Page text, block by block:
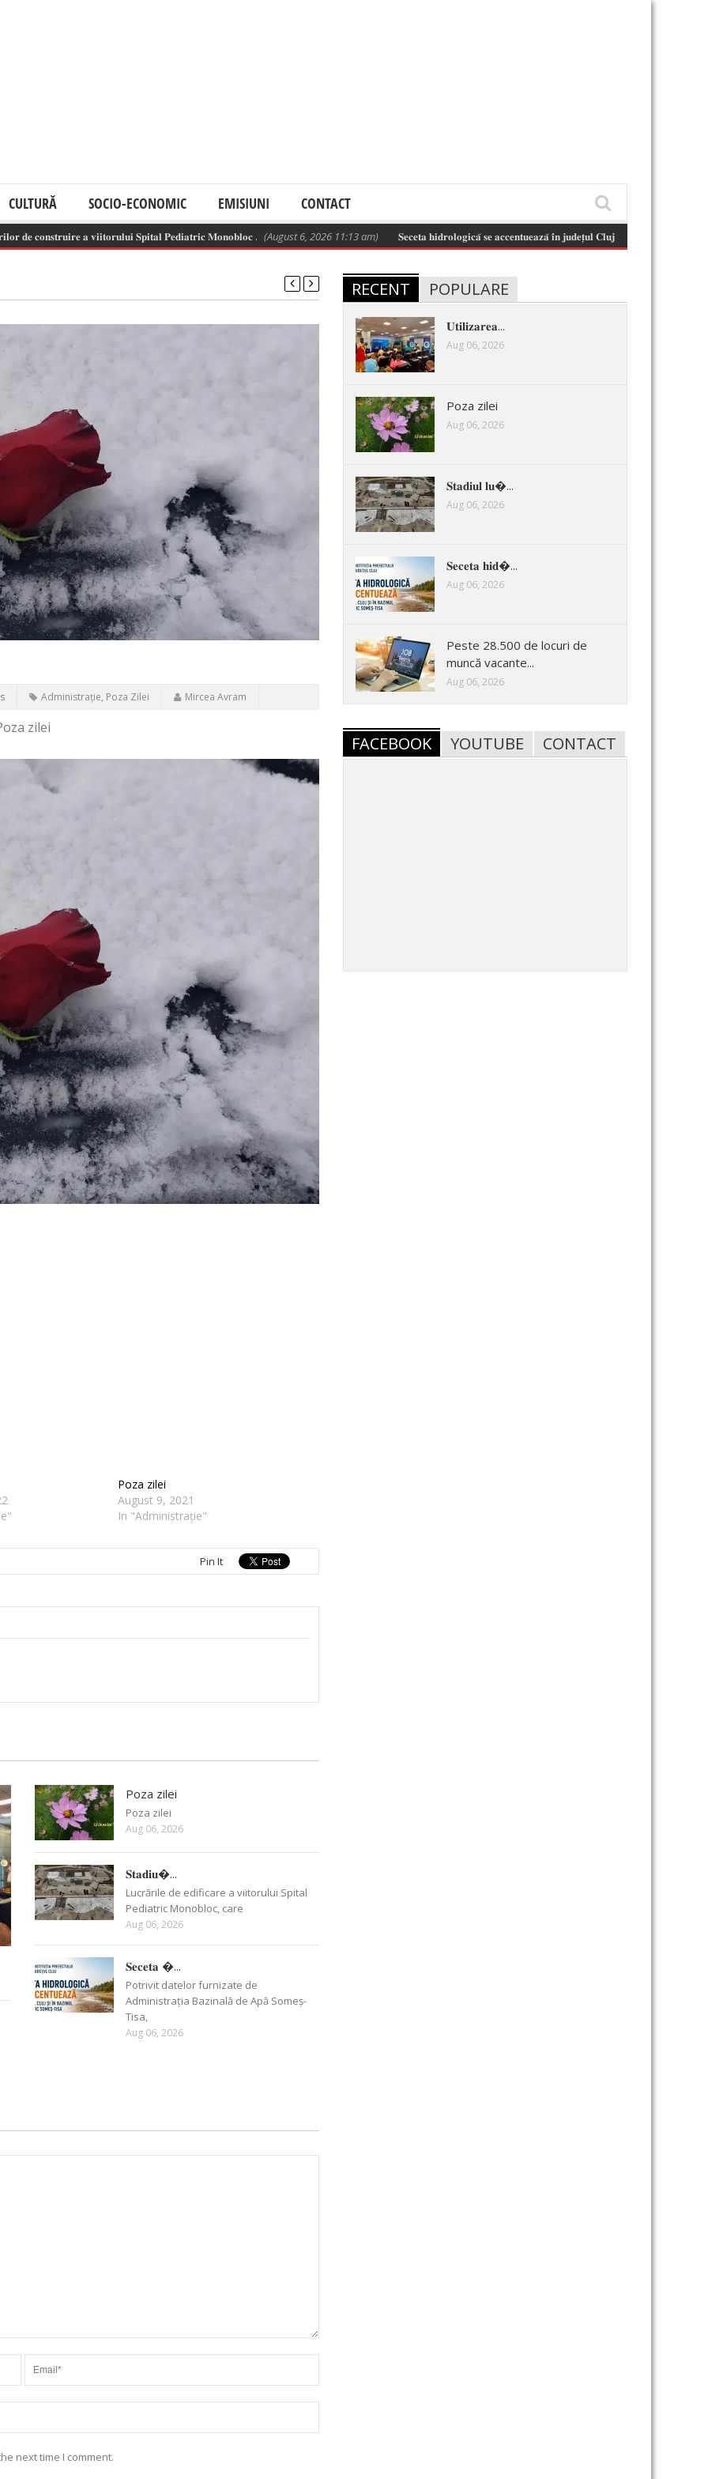
CULTURĂ SOCIO-ECONOMIC EMISIUNI CONTACT
𝐚 𝐯𝐢𝐢𝐭𝐨𝐫𝐮𝐥𝐮𝐢 𝐒𝐩𝐢𝐭𝐚𝐥 𝐏𝐞𝐝𝐢𝐚𝐭𝐫𝐢𝐜 𝐌𝐨𝐧𝐨𝐛𝐥𝐨𝐜 . (August 6, 2026 11:13 am) 𝐒𝐞𝐜𝐞𝐭𝐚 𝐡𝐢𝐝𝐫𝐨𝐥𝐨𝐠𝐢𝐜𝐚̆ 𝐬𝐞 𝐚𝐜𝐜𝐞𝐧𝐭𝐮𝐞𝐚𝐳𝐚̆ 𝐢̂𝐧 𝐣𝐮𝐝𝐞𝐭̦𝐮𝐥 𝐂𝐥𝐮𝐣 𝐬̦𝐢 𝐢̂𝐧 𝐛𝐚𝐳𝐢𝐧𝐮𝐥 𝐡𝐢𝐝𝐫𝐨𝐠𝐫𝐚𝐟𝐢𝐜
Administrație, Poza Zilei Mircea Avram
zilei
Poza zilei
August 9, 2021
In "Administrație"
Pin It
Poza zilei
Poza zilei
Aug 06, 2026
𝐒𝐭𝐚𝐝𝐢𝐮�...
Lucrările de edificare a viitorului Spital
Pediatric Monobloc, care
Aug 06, 2026
𝐒𝐞𝐜𝐞𝐭𝐚 �...
Potrivit datelor furnizate de
Administrația Bazinală de Apă Someș-
Tisa,
Aug 06, 2026
next time I comment.
RECENT POPULARE
𝐔𝐭𝐢𝐥𝐢𝐳𝐚𝐫𝐞𝐚...
Aug 06, 2026
Poza zilei
Aug 06, 2026
𝐒𝐭𝐚𝐝𝐢𝐮𝐥 𝐥𝐮�...
Aug 06, 2026
𝐒𝐞𝐜𝐞𝐭𝐚 𝐡𝐢𝐝�...
Aug 06, 2026
Peste 28.500 de locuri de
muncă vacante...
Aug 06, 2026
FACEBOOK YOUTUBE CONTACT